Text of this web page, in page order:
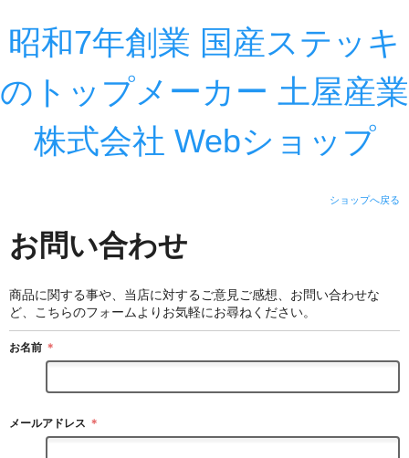
昭和7年創業 国産ステッキ
のトップメーカー 土屋産業
株式会社 Webショップ
ショップへ戻る
お問い合わせ
商品に関する事や、当店に対するご意見ご感想、お問い合わせな
ど、こちらのフォームよりお気軽にお尋ねください。
お名前 ＊
メールアドレス ＊